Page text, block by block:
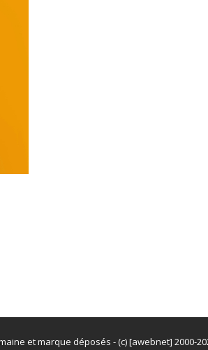
et marque déposés - (c) [awebnet] 2000-